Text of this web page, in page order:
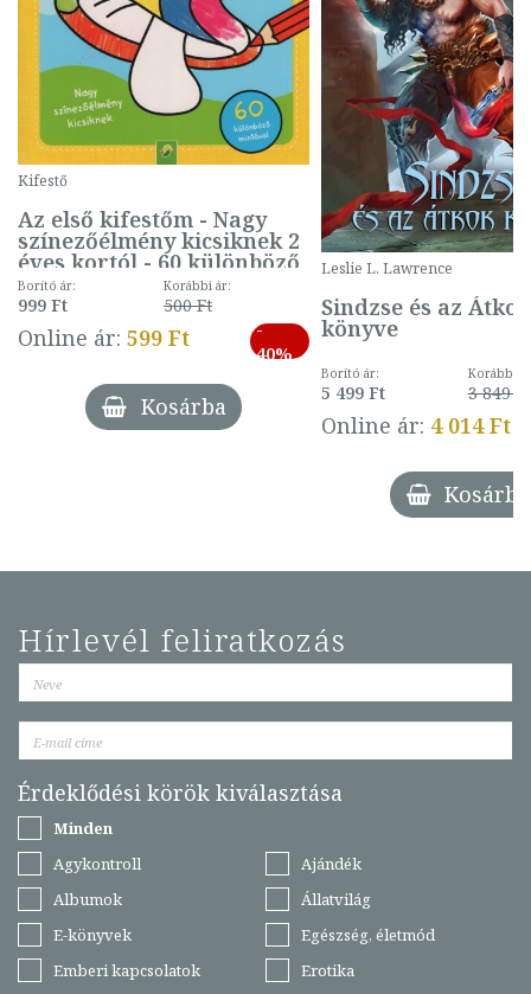
Kifestő
Az első kifestőm - Nagy
színezőélmény kicsiknek 2
éves kortól - 60 különböző
mintával (gombás)
Borító ár:
999 Ft
Korábbi ár:
500 Ft
Online ár: 599 Ft
-
40%
Kosárba
Leslie L. Lawrence
Sindzse és az Átkok
könyve
Borító ár:
5 499 Ft
Korábbi
3 849 Ft
Online ár: 4 014 Ft
Kosárba
Hírlevél feliratkozás
Érdeklődési körök kiválasztása
Minden
Agykontroll
Ajándék
Albumok
Állatvilág
E-könyvek
Egészség, életmód
Emberi kapcsolatok
Erotika